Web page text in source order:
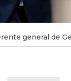
general de